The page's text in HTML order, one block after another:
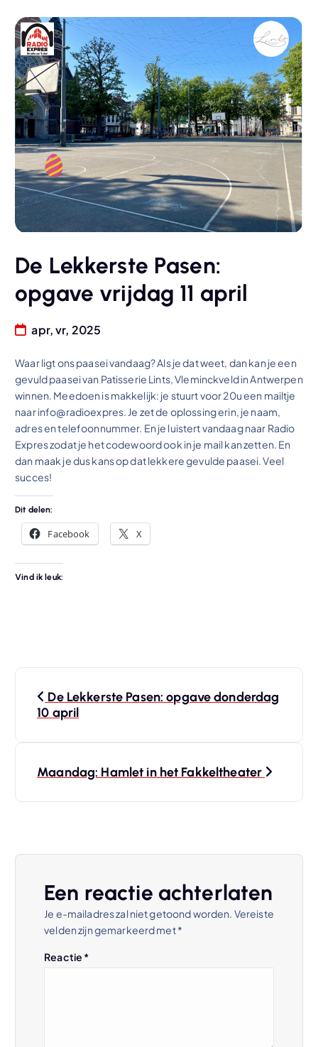
De Lekkerste Pasen:
opgave vrijdag 11 april
apr, vr, 2025
Waar ligt ons paasei vandaag? Als je dat weet, dan kan je een
gevuld paasei van Patisserie Lints, Vleminckveld in Antwerpen
winnen. Meedoen is makkelijk: je stuurt voor 20u een mailtje
naar info@radioexpres. Je zet de oplossing erin, je naam,
adres en telefoonnummer. En je luistert vandaag naar Radio
Expres zodat je het codewoord ook in je mail kan zetten. En
dan maak je dus kans op dat lekkere gevulde paasei. Veel
succes!
Dit delen:
Facebook X
Vind ik leuk:
h
De Lekkerste Pasen: opgave donderdag
10 april
Maandag: Hamlet in het Fakkeltheater
Een reactie achterlaten
Je e-mailadres zal niet getoond worden. Vereiste
velden zijn gemarkeerd met*
Reactie *